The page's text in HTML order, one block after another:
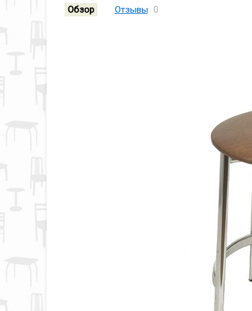
Обзор Отзывы 0